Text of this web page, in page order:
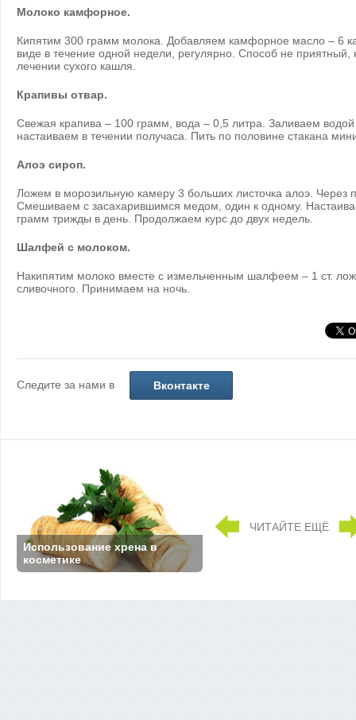
Молоко камфорное.
Кипятим 300 грамм молока. Добавляем камфорное масло – 6
виде в течение одной недели, регулярно. Способ не приятный,
лечении сухого кашля.
Крапивы отвар.
Свежая крапива – 100 грамм, вода – 0,5 литра. Заливаем водой
настаиваем в течении получаса. Пить по половине стакана
Алоэ сироп.
Ложем в морозильную камеру 3 больших листочка алоэ. Через
Смешиваем с засахарившимся медом, один к одному.
грамм трижды в день. Продолжаем курс до двух недель.
Шалфей с молоком.
Накипятим молоко вместе с измельченным шалфеем – 1 ст.
сливочного. Принимаем на ночь.
Следите за нами в Вконтакте
Использование хрена в
косметике
ЧИТАЙТЕ ЕЩЁ